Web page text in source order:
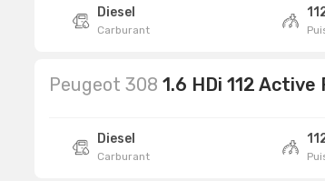
Diesel
Carburant
Peugeot 308 1.6 HDi 112 Active
Diesel
Carburant